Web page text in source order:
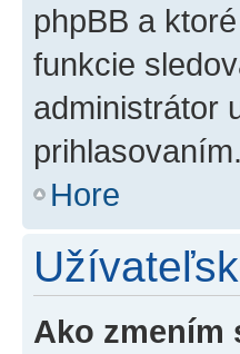
phpBB a
funkcie
administrátor
prihlasovaním.
Hore
Ako zmením